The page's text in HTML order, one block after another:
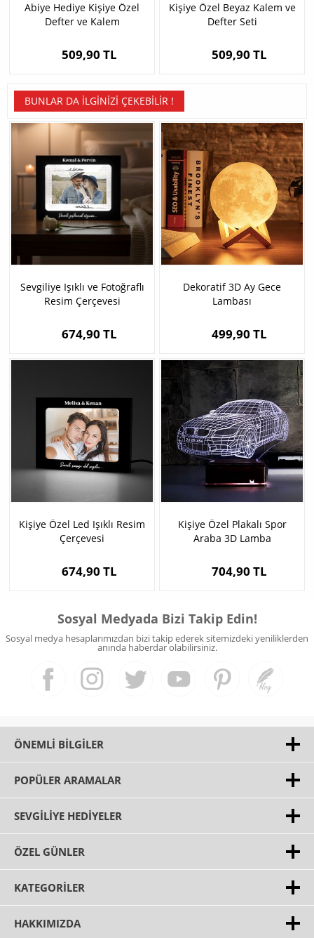
Abiye Hediye Kişiye Özel
Defter ve Kalem
509,90 TL
Kişiye Özel Beyaz Kalem ve
Defter Seti
509,90 TL
BUNLAR DA İLGINIZI ÇEKEBILIR !
Sevgiliye Işıklı ve Fotoğraflı
Resim Çerçevesi
674,90 TL
Dekoratif 3D Ay Gece
Lambası
499,90 TL
Kişiye Özel Led Işıklı Resim
Çerçevesi
674,90 TL
Kişiye Özel Plakalı Spor
Araba 3D Lamba
704,90 TL
Sosyal Medyada Bizi Takip Edin!
Sosyal medya hesaplarımızdan bizi takip ederek sitemizdeki yeniliklerden
anında haberdar olabilirsiniz.
ÖNEMLI BILGILER
POPÜLER ARAMALAR
SEVGILIYE HEDIYELER
ÖZEL GÜNLER
KATEGORILER
HAKKIMIZDA